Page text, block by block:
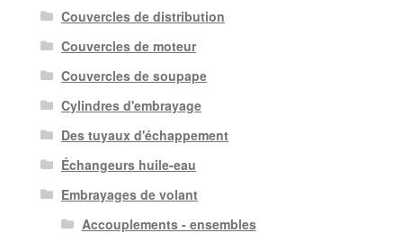
Couvercles de distribution
Couvercles de moteur
Couvercles de soupape
Cylindres d'embrayage
Des tuyaux d'échappement
Échangeurs huile-eau
Embrayages de volant
Accouplements - ensembles